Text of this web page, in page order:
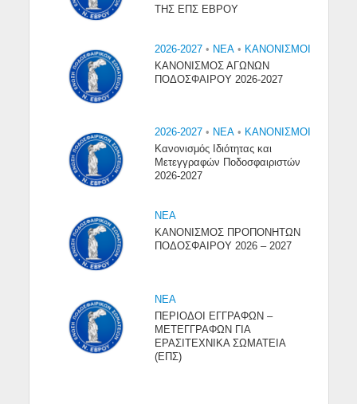
ΤΗΣ ΕΠΣ ΕΒΡΟΥ
2026-2027 • NEA • ΚΑΝΟΝΙΣΜΟΙ
ΚΑΝΟΝΙΣΜΟΣ ΑΓΩΝΩΝ
ΠΟΔΟΣΦΑΙΡΟΥ 2026-2027
2026-2027 • NEA • ΚΑΝΟΝΙΣΜΟΙ
Κανονισμός Ιδιότητας και
Μετεγγραφών Ποδοσφαιριστών
2026-2027
NEA
ΚΑΝΟΝΙΣΜΟΣ ΠΡΟΠΟΝΗΤΩΝ
ΠΟΔΟΣΦΑΙΡΟΥ 2026 – 2027
NEA
ΠΕΡΙΟΔΟΙ ΕΓΓΡΑΦΩΝ –
ΜΕΤΕΓΓΡΑΦΩΝ ΓΙΑ
ΕΡΑΣΙΤΕΧΝΙΚΑ ΣΩΜΑΤΕΙΑ
(ΕΠΣ)